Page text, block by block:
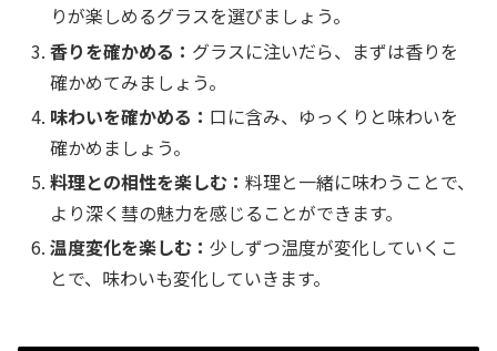
りが楽しめるグラスを選びましょう。
香りを確かめる： グラスに注いだら、まずは香りを
確かめてみましょう。
味わいを確かめる： 口に含み、ゆっくりと味わいを
確かめましょう。
料理との相性を楽しむ：料理と一緒に味わうことで、
より深く彗の魅力を感じることができます。
温度変化を楽しむ：少しずつ温度が変化していくこ
とで、味わいも変化していきます。